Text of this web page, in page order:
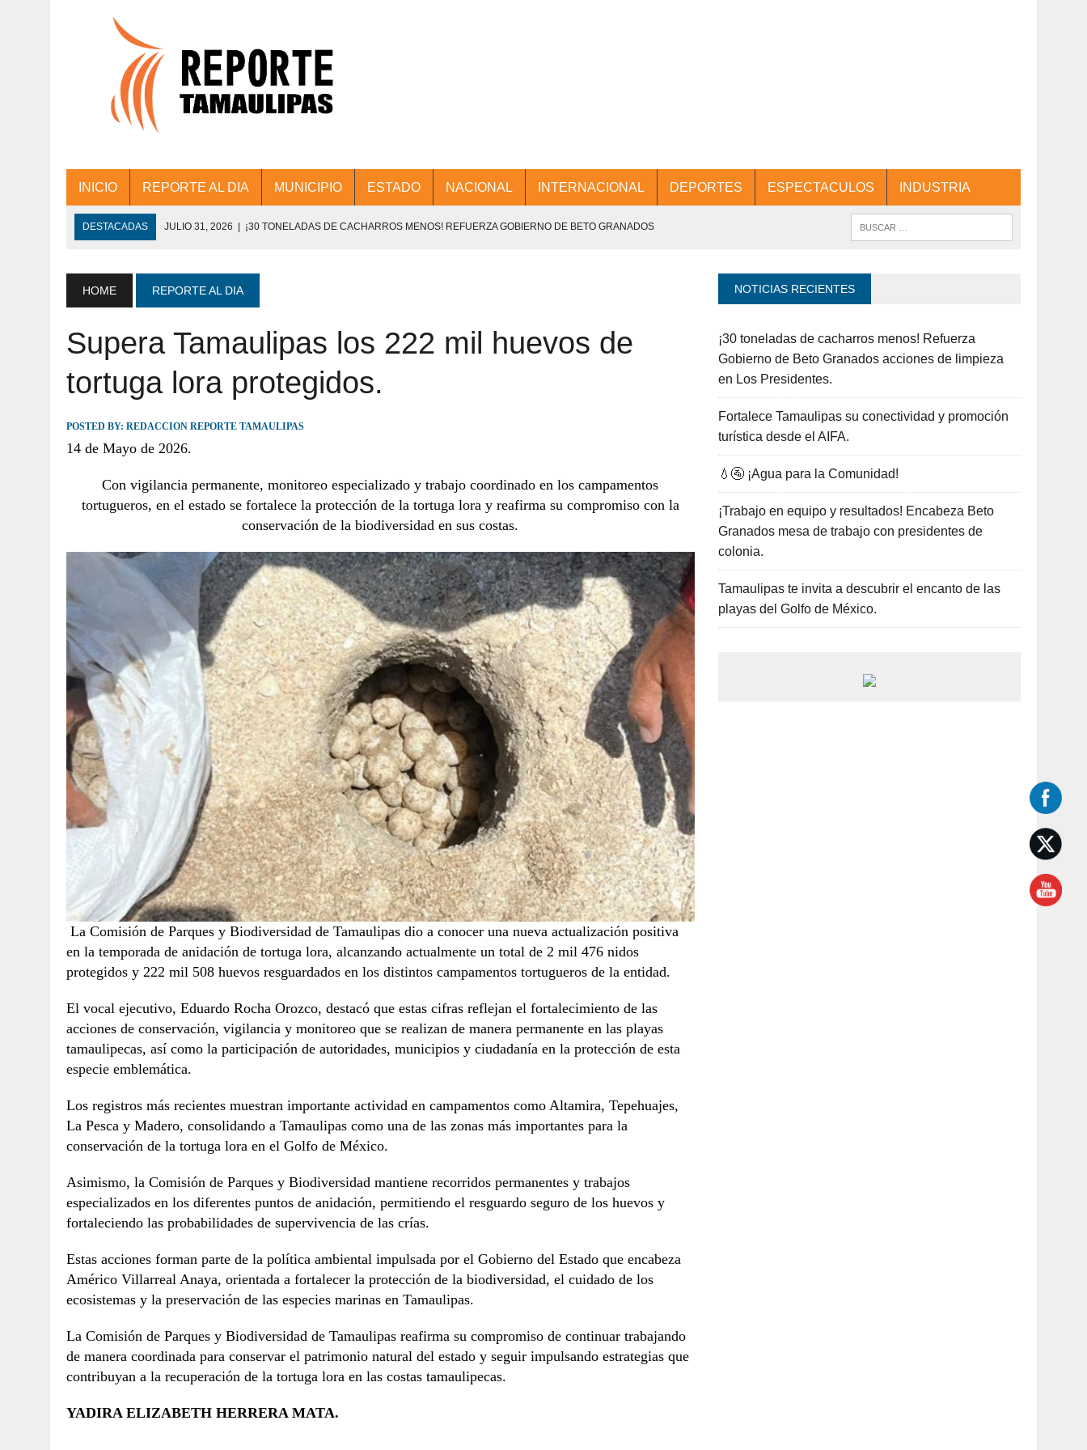
INICIO REPORTE AL DIA MUNICIPIO ESTADO NACIONAL INTERNACIONAL DEPORTES ESPECTACULOS INDUSTRIA
DESTACADAS JULIO 31, 2026 | ¡30 TONELADAS DE CACHARROS MENOS! REFUERZA GOBIERNO DE BETO GRANADOS
JULIO 30, 2026 | 💧🚰 ¡AGUA PARA LA COMUNIDAD!
JULIO 30, 2026 ¡TRABAJO EN EQUIPO Y RESULTADOS! ENCABEZA BETO GRANADOS MESA DE TRABAJO CON PRESIDENTES
DE COLONIA.
JULIO 30, 2026 | TAMAULIPAS TE INVITA A DESCUBRIR EL ENCANTO DE LAS PLAYAS DEL GOLFO DE MÉXICO.
HOME REPORTE AL DIA
Supera Tamaulipas los 222 mil huevos de
tortuga lora protegidos.
POSTED BY: REDACCION REPORTE TAMAULIPAS
14 de Mayo de 2026.
Con vigilancia permanente, monitoreo especializado y trabajo coordinado en los campamentos
tortugueros, en el estado se fortalece la protección de la tortuga lora y reafirma su compromiso con la
conservación de la biodiversidad en sus costas.
La Comisión de Parques y Biodiversidad de Tamaulipas dio a conocer una nueva actualización positiva
en la temporada de anidación de tortuga lora, alcanzando actualmente un total de 2 mil 476 nidos
protegidos y 222 mil 508 huevos resguardados en los distintos campamentos tortugueros de la entidad.
El vocal ejecutivo, Eduardo Rocha Orozco, destacó que estas cifras reflejan el fortalecimiento de las
acciones de conservación, vigilancia y monitoreo que se realizan de manera permanente en las playas
tamaulipecas, así como la participación de autoridades, municipios y ciudadanía en la protección de esta
especie emblemática.
Los registros más recientes muestran importante actividad en campamentos como Altamira, Tepehuajes,
La Pesca y Madero, consolidando a Tamaulipas como una de las zonas más importantes para la
conservación de la tortuga lora en el Golfo de México.
Asimismo, la Comisión de Parques y Biodiversidad mantiene recorridos permanentes y trabajos
especializados en los diferentes puntos de anidación, permitiendo el resguardo seguro de los huevos y
fortaleciendo las probabilidades de supervivencia de las crías.
Estas acciones forman parte de la política ambiental impulsada por el Gobierno del Estado que encabeza
Américo Villarreal Anaya, orientada a fortalecer la protección de la biodiversidad, el cuidado de los
ecosistemas y la preservación de las especies marinas en Tamaulipas.
La Comisión de Parques y Biodiversidad de Tamaulipas reafirma su compromiso de continuar trabajando
de manera coordinada para conservar el patrimonio natural del estado y seguir impulsando estrategias que
contribuyan a la recuperación de la tortuga lora en las costas tamaulipecas.
YADIRA ELIZABETH HERRERA MATA.
NOTICIAS RECIENTES
¡30 toneladas de cacharros menos! Refuerza
Gobierno de Beto Granados acciones de limpieza
en Los Presidentes.
Fortalece Tamaulipas su conectividad y promoción
turística desde el AIFA.
💧🚰 ¡Agua para la Comunidad!
¡Trabajo en equipo y resultados! Encabeza Beto
Granados mesa de trabajo con presidentes de
colonia.
Tamaulipas te invita a descubrir el encanto de las
playas del Golfo de México.